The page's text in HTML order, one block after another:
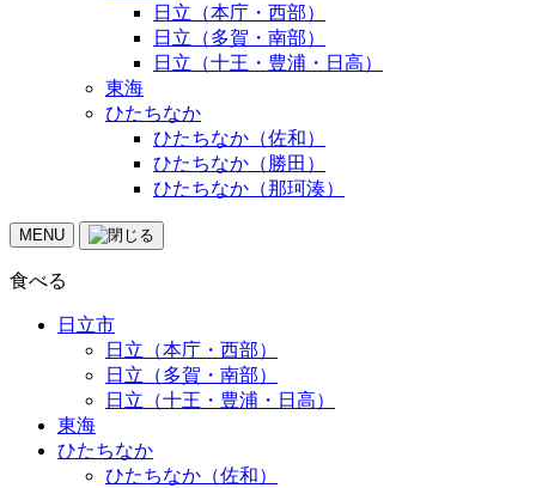
日立（本庁・西部）
日立（多賀・南部）
日立（十王・豊浦・日高）
東海
ひたちなか
ひたちなか（佐和）
ひたちなか（勝田）
ひたちなか（那珂湊）
MENU
食べる
日立市
日立（本庁・西部）
日立（多賀・南部）
日立（十王・豊浦・日高）
東海
ひたちなか
ひたちなか（佐和）